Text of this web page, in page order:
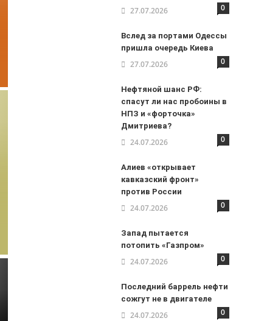
27.07.2026 0
Вслед за портами Одессы
пришла очередь Киева
27.07.2026 0
Нефтяной шанс РФ:
спасут ли нас пробоины в
НПЗ и «форточка»
Дмитриева?
24.07.2026 0
Алиев «открывает
кавказский фронт»
против России
24.07.2026 0
Запад пытается
потопить «Газпром»
24.07.2026 0
Последний баррель нефти
сожгут не в двигателе
24.07.2026 0